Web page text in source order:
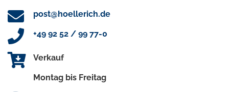
post@hoellerich.de
+49 92 52 / 99 77-0
Verkauf
Montag bis Freitag